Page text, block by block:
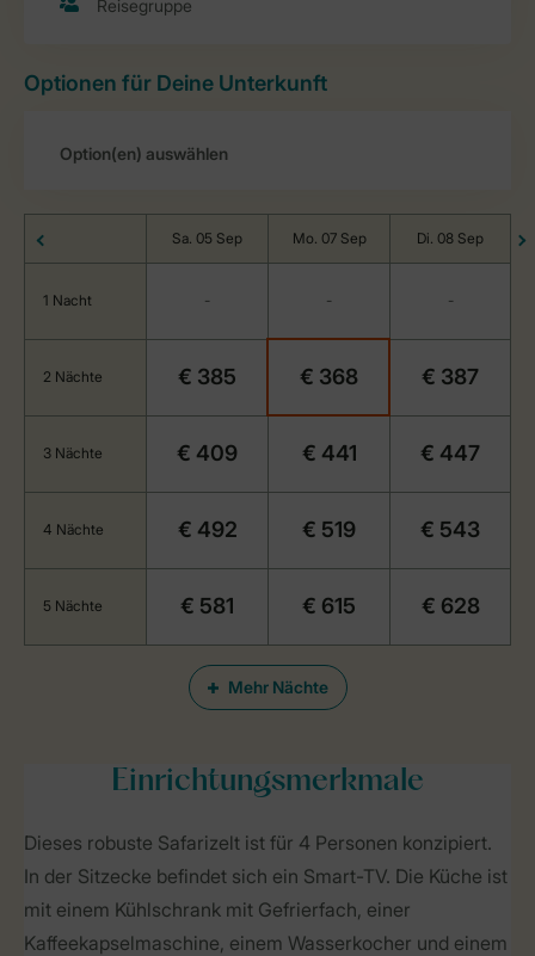
Optionen für Deine Unterkunft
Mehr Nächte
Sa. 05 Sep Mo. 07 Sep Di. 08 Sep
1 Nacht - - -
2 Nächte € 385 € 368 € 387
3 Nächte € 409 € 441 € 447
4 Nächte € 492 € 519 € 543
5 Nächte € 581 € 615 € 628
Einrichtungsmerkmale
Dieses robuste Safarizelt ist für 4 Personen konzipiert.
In der Sitzecke befindet sich ein Smart-TV. Die Küche ist
mit einem Kühlschrank mit Gefrierfach, einer
Kaffeekapselmaschine, einem Wasserkocher und einem